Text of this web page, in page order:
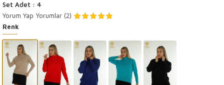
Set Adet : 4
Yorum Yap Yorumlar (2)
Renk